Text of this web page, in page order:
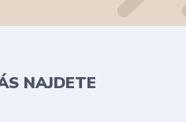
NAJDETE